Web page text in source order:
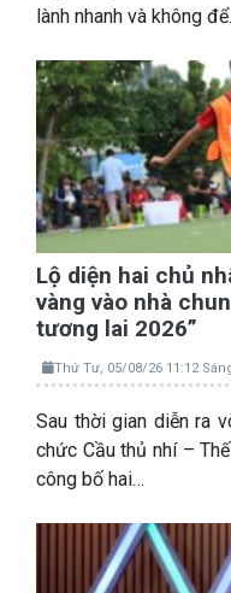
lành nhanh và không
Lộ diện hai chủ
vàng vào nhà
tương lai 2026”
Thứ Tư, 05/08/26 11:12
Sau thời gian diễn ra
chức Cầu thủ nhí –
công bố hai…